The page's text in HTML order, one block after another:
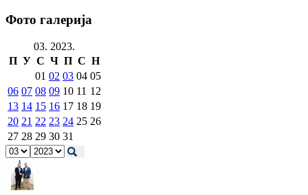
Фото галерија
03. 2023.
П У С Ч П С Н
01 02 03 04 05
06 07 08 09 10 11 12
13 14 15 16 17 18 19
20 21 22 23 24 25 26
27 28 29 30 31